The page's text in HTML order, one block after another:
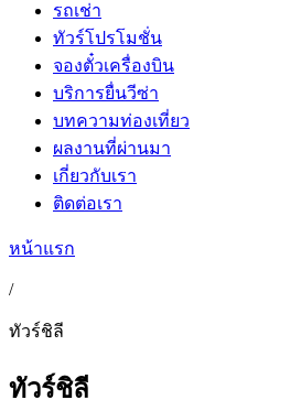
รถเช่า
ทัวร์โปรโมชั่น
จองตั๋วเครื่องบิน
บริการยื่นวีซ่า
บทความท่องเที่ยว
ผลงานที่ผ่านมา
เกี่ยวกับเรา
ติดต่อเรา
หน้าแรก
/
ทัวร์ชิลี
ทัวร์ชิลี